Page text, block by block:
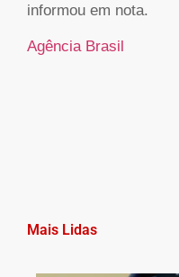
informou em nota.
Agência Brasil
Mais Lidas